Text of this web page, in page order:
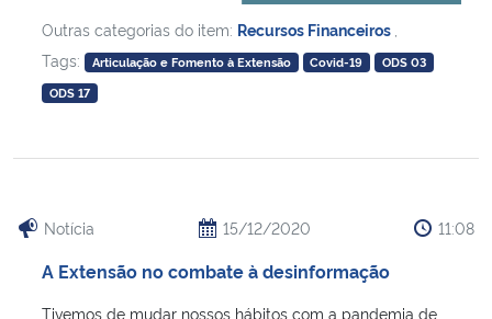
Outras categorias do item: Recursos Financeiros
Tags:
Articulação e Fomento à Extensão Covid-19
ODS 03
ODS 17
Notícia 15/12/2020 11:08
A Extensão no combate à desinformação
Tivemos de mudar nossos hábitos com a pandemia de